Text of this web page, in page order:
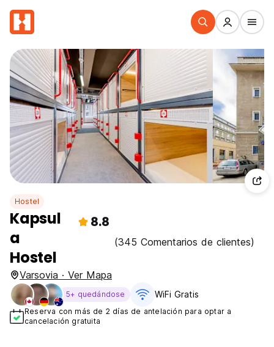
Hostel
Kapsul
a
Hostel
8.8
(345 Comentarios de clientes)
Varsovia · Ver Mapa
5+ quedándose WiFi Gratis
Reserva con más de 2 días de antelación para optar a
cancelación gratuita